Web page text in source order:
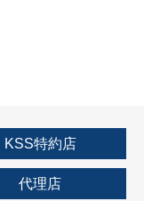
KSS特約店
代理店